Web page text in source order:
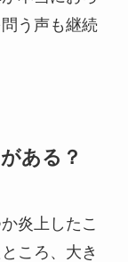
う声も継続
ある？
炎上したこ
ころ、大き